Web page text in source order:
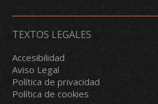
TEXTOS LEGALES
Accesibilidad
Aviso Legal
Política de privacidad
Política de cookies